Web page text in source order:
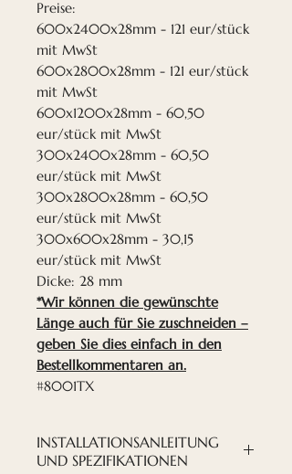
Preise:
600x2400x28mm - 121 eur/stück
mit MwSt
600x2800x28mm - 121 eur/stück
mit MwSt
600x1200x28mm - 60,50
eur/stück mit MwSt
300x2400x28mm - 60,50
eur/stück mit MwSt
300x2800x28mm - 60,50
eur/stück mit MwSt
300x600x28mm - 30,15
eur/stück mit MwSt
Dicke: 28 mm
*Wir können die gewünschte
Länge auch für Sie zuschneiden –
geben Sie dies einfach in den
Bestellkommentaren an.
#8001TX
INSTALLATIONSANLEITUNG
UND SPEZIFIKATIONEN